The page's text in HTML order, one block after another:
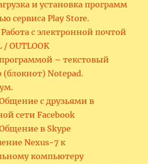
и установка программ
сервиса Play Store.
с электронной почтой
/ OUTLOOK
программой – текстовый
(блокнот) Notepad.
с друзьями в
сети Facebook
в Skype
Nexus-7 к
компьютеру